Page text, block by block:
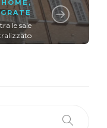
,
le sale